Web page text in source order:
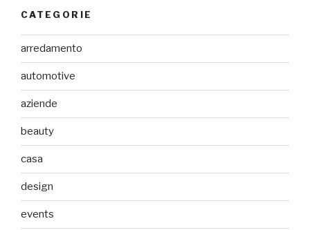
CATEGORIE
arredamento
automotive
aziende
beauty
casa
design
events